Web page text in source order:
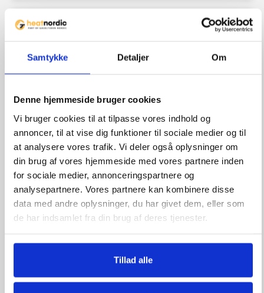
Samtykke Detaljer Om
Denne hjemmeside bruger cookies
Vi bruger cookies til at tilpasse vores indhold og
annoncer, til at vise dig funktioner til sociale medier og til
at analysere vores trafik. Vi deler også oplysninger om
din brug af vores hjemmeside med vores partnere inden
for sociale medier, annonceringspartnere og
analysepartnere. Vores partnere kan kombinere disse
data med andre oplysninger, du har givet dem, eller som
de har indsamlet fra din brug af deres tjenester.
Tillad alle
GRILLER